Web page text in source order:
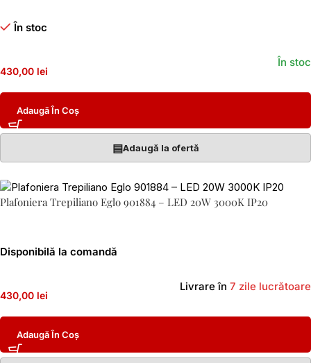
În stoc
430,00 lei
În stoc
Adaugă În Coș
▤Adaugă la ofertă
Plafoniera Trepiliano Eglo 901884 – LED 20W 3000K IP20
Disponibilă la comandă
430,00 lei
Livrare în 7 zile lucrătoare
Adaugă În Coș